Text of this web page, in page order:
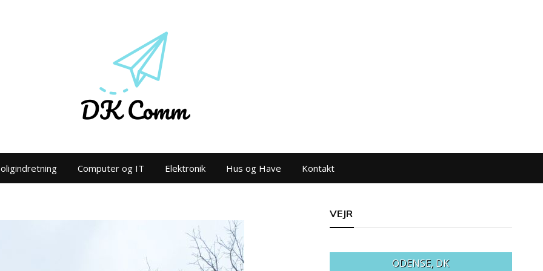
Computer og IT Elektronik Hus og Have Kontakt
VEJR
ODENSE, DK